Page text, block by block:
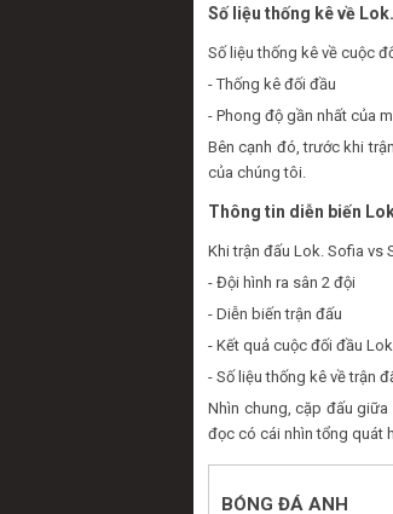
Số liệu thống kê về
Số liệu thống kê về cuộc
- Thống kê đối đầu
- Phong độ gần nhất của
Bên cạnh đó, trước khi
của chúng tôi.
Thông tin diễn biến
Khi trận đấu Lok. Sofia vs
- Đội hình ra sân 2 đội
- Diễn biến trận đấu
- Kết quả cuộc đối đầu
- Số liệu thống kê về trận
Nhìn chung, cặp đấu
đọc có cái nhìn tổng quát
BÓNG ĐÁ ANH